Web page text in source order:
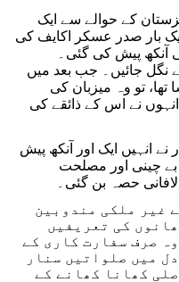
کے حوالے سے ایک
بار صدر عسکر اکایف کی
پیش کی گئی۔
نگل جائیں۔ جب بعد میں
تھا، تو وہ میزبان کی
نے اس کے ذائقے کی
انہیں ایک اور آنکھ پیش
چینی اور مصلحت
حصہ بن گئی۔
غیر ملکی مندوبین
کی تعریفیں
صرف سفارت کاری کے
میں صلواتیں سنار
کھانا کھانے کے